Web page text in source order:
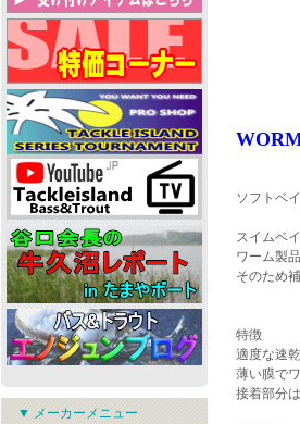
▼ メーカーメニュー
ソフトベ
スイムベ
ワーム製
そのため
特徴
適度な速
薄い膜で
接着部分